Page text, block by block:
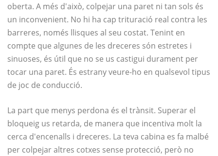
oberta. A més d'això, colpejar una paret ni tan sols és
un inconvenient. No hi ha cap trituració real contra les
barreres, només llisques al seu costat. Tenint en
compte que algunes de les dreceres són estretes i
sinuoses, és útil que no se us castigui durament per
tocar una paret. És estrany veure-ho en qualsevol tipus
de joc de conducció.
La part que menys perdona és el trànsit. Superar el
bloqueig us retarda, de manera que incentiva molt la
cerca d'encenalls i dreceres. La teva cabina es fa malbé
per colpejar altres cotxes sense protecció, però no